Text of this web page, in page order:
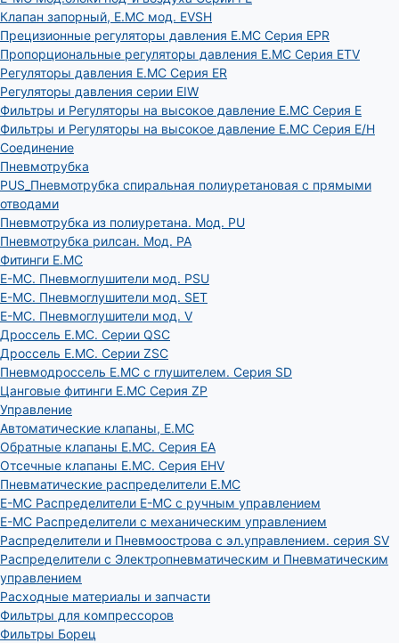
Клапан запорный, E.MC мод. EVSH
Прецизионные регуляторы давления E.MC Серия EPR
Пропорциональные регуляторы давления E.MC Серия ETV
Регуляторы давления E.MC Серия ER
Регуляторы давления серии EIW
Фильтры и Регуляторы на высокое давление E.MC Серия E
Фильтры и Регуляторы на высокое давление E.MC Серия E/H
Соединение
Пневмотрубка
PUS_Пневмотрубка спиральная полиуретановая с прямыми
отводами
Пневмотрубка из полиуретана. Мод. РU
Пневмотрубка рилсан. Мод. PA
Фитинги E.MC
E-MC. Пневмоглушители мод. PSU
E-MC. Пневмоглушители мод. SET
E-MC. Пневмоглушители мод. V
Дроссель E.MC. Серии QSC
Дроссель E.MC. Серии ZSC
Пневмодроссель E.MC с глушителем. Серия SD
Цанговые фитинги E.MC Серия ZP
Управление
Автоматические клапаны, Е.МС
Обратные клапаны E.MC. Серия EA
Отсечные клапаны E.MC. Серия EHV
Пневматические распределители E.MC
E-MC Распределители E-MC с ручным управлением
E-MC Распределители с механическим управлением
Распределители и Пневмоострова с эл.управлением. серия SV
Распределители с Электропневматическим и Пневматическим
управлением
Расходные материалы и запчасти
Фильтры для компрессоров
Фильтры Борец